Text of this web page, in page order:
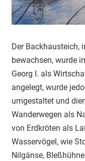
Der Backhausteich,
bewachsen, wurde
Georg I. als
angelegt, wurde
umgestaltet und
Wanderwegen als
von Erdkröten als
Wasservögel, wie
Nilgänse,